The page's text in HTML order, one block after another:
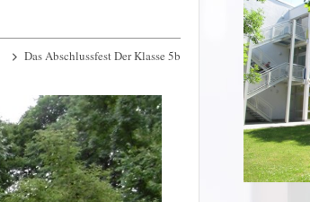
Das Abschlussfest Der Klasse 5b